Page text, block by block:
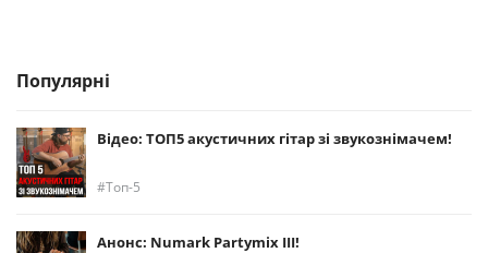
Популярні
Відео: ТОП5 акустичних гітар зі звукознімачем!
Топ-5
Анонс: Numark Partymix III!